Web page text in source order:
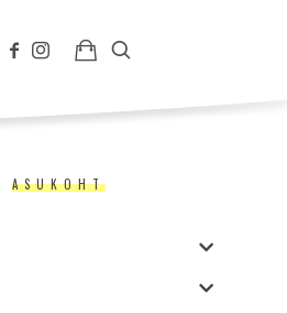
ASUKOHT